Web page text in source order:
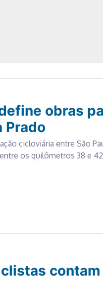
obras
Prado
cicloviária entre São
os quilômetros 38 e
contam